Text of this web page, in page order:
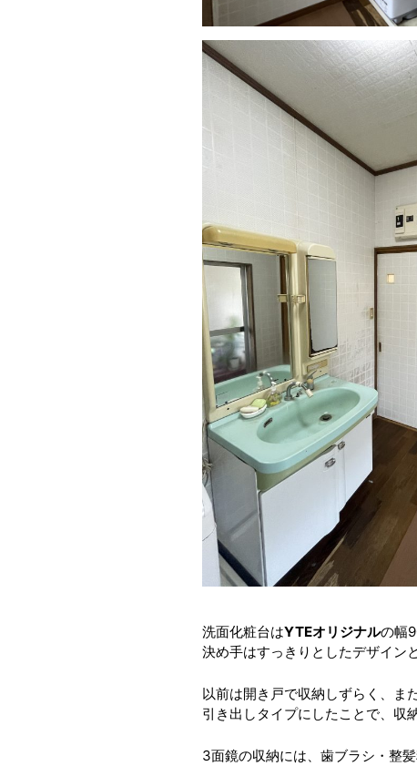
洗面化粧台はYTEオリジナルの幅
決め手はすっきりとしたデザイン
以前は開き戸で収納しずらく、ま
引き出しタイプにしたことで、収
3面鏡の収納には、歯ブラシ・整髪